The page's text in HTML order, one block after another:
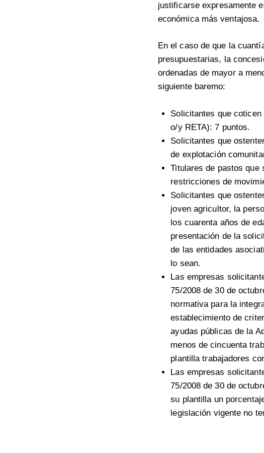
justificarse expresamente
económica más ventajosa.
En el caso de que la
presupuestarias, la
ordenadas de mayor a
siguiente baremo:
Solicitantes que
o/y RETA): 7 puntos.
Solicitantes que
de explotación
Titulares de pastos que
restricciones de
Solicitantes que
joven agricultor, la
los cuarenta años de
presentación de la
de las entidades
lo sean.
Las empresas
75/2008 de 30 de
normativa para la
establecimiento de
ayudas públicas de la
menos de cincuenta
plantilla trabajadores
Las empresas
75/2008 de 30 de
su plantilla un
legislación vigente no